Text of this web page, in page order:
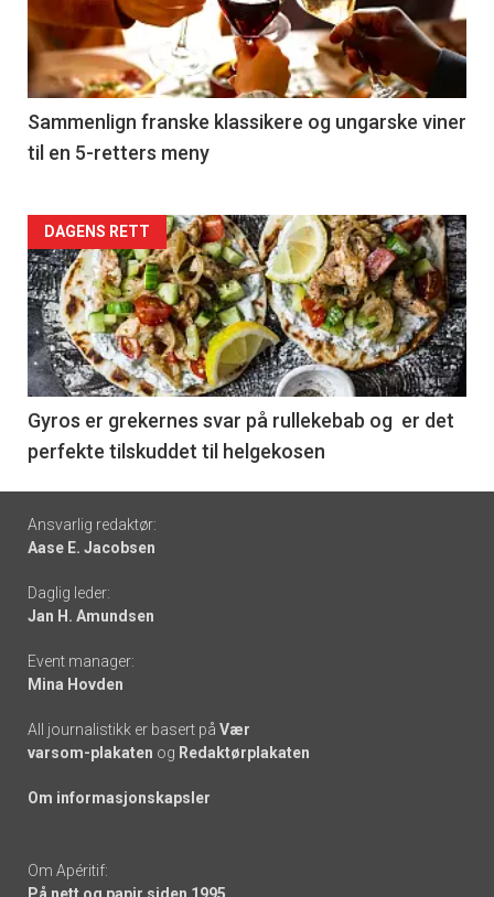
nå
-
5
Sammenlign franske klassikere og ungarske viner
til en 5-retters meny
Forsiden
akkurat
nå
-
6
DAGENS RETT
Gyros er grekernes svar på rullekebab og er det
perfekte tilskuddet til helgekosen
Footer
-
links
Ansvarlig redaktør:
Aase E. Jacobsen
Daglig leder:
Jan H. Amundsen
Event manager:
Mina Hovden
All journalistikk er basert på Vær
varsom-plakaten og Redaktørplakaten
Om informasjonskapsler
Om Apéritif: